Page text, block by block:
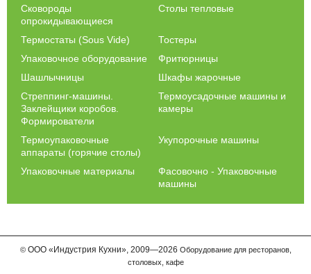
Сковороды
опрокидывающиеся
Столы тепловые
Термостаты (Sous Vide)
Тостеры
Упаковочное оборудование
Фритюрницы
Шашлычницы
Шкафы жарочные
Стреппинг-машины.
Заклейщики коробов.
Формирователи
Термоусадочные машины и
камеры
Термоупаковочные
аппараты (горячие столы)
Укупорочные машины
Упаковочные материалы
Фасовочно - Упаковочные
машины
© ООО «Индустрия Кухни»,2009—2026 Оборудование для ресторанов,
столовых, кафе